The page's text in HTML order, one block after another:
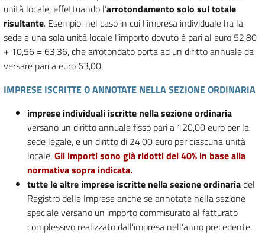
unità locale, effettuando l’arrotondamento solo sul totale
risultante. Esempio: nel caso in cui l’impresa individuale ha la
sede e una sola unità locale l’importo dovuto è pari al euro 52,80
+ 10,56 = 63,36, che arrotondato porta ad un diritto annuale da
versare pari a euro 63,00.
IMPRESE ISCRITTE O ANNOTATE NELLA SEZIONE ORDINARIA
imprese individuali iscritte nella sezione ordinaria
versano un diritto annuale fisso pari a 120,00 euro per la
sede legale, e un diritto di 24,00 euro per ciascuna unità
locale.Gli importi sono già ridotti del 40% in base alla
normativa sopra indicata.
tutte le altre imprese iscritte nella sezione ordinariadel
Registro delle Imprese anche se annotate nella sezione
speciale versano un importo commisurato al fatturato
complessivo realizzato dall’impresa nell’anno precedente.